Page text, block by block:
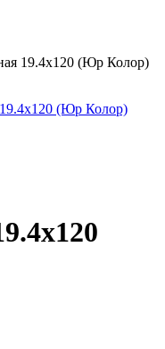
19.4х120 (Юр Колор)